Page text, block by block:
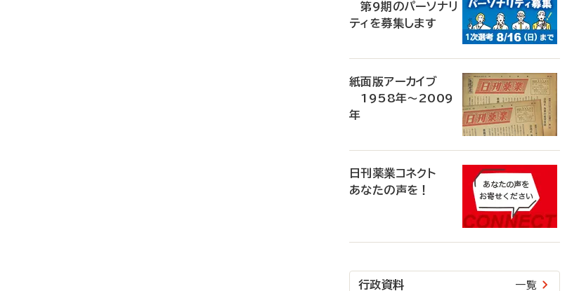
第9期のパーソナリ
ティを募集します
紙面版アーカイブ
1958年～2009
年
日刊薬業コネクト
あなたの声を！
行政資料 一覧